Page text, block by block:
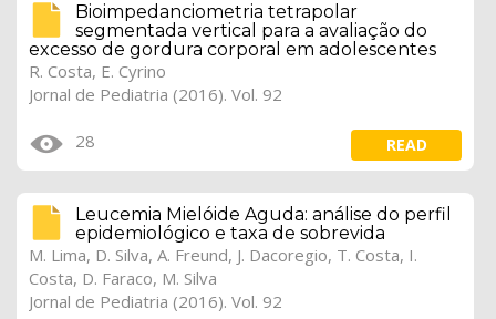
Bioimpedanciometria tetrapolar
segmentada vertical para a avaliação do
excesso de gordura corporal em adolescentes
R. Costa, E. Cyrino
Jornal de Pediatria (2016). Vol. 92
28 READ
Leucemia Mielóide Aguda: análise do perfil
epidemiológico e taxa de sobrevida
M. Lima, D. Silva, A. Freund, J. Dacoregio, T. Costa, I.
Costa, D. Faraco, M. Silva
Jornal de Pediatria (2016). Vol. 92